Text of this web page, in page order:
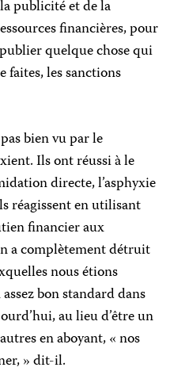
publicité et de la
financières, pour
publier quelque chose qui
faites, les sanctions
bien vu par le
Ils ont réussi à le
directe, l’asphyxie
réagissent en utilisant
financier aux
a complètement détruit
nous étions
bon standard dans
au lieu d’être un
en aboyant, « nos
» dit-il.